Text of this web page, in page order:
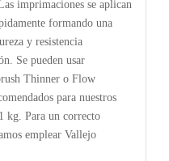
imprimaciones se aplican
formando una
y resistencia
Se pueden usar
Thinner o Flow
para nuestros
kg. Para un correcto
emplear Vallejo